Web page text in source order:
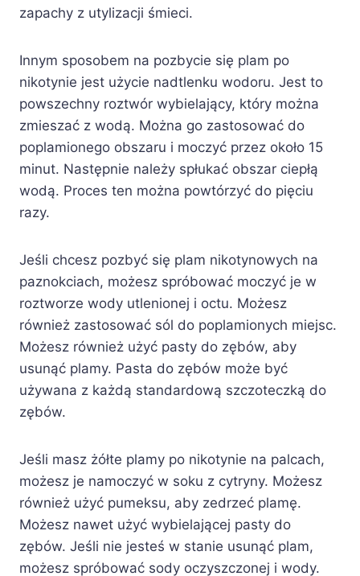
zapachy z utylizacji śmieci.
Innym sposobem na pozbycie się plam po
nikotynie jest użycie nadtlenku wodoru. Jest to
powszechny roztwór wybielający, który można
zmieszać z wodą. Można go zastosować do
poplamionego obszaru i moczyć przez około 15
minut. Następnie należy spłukać obszar ciepłą
wodą. Proces ten można powtórzyć do pięciu
razy.
Jeśli chcesz pozbyć się plam nikotynowych na
paznokciach, możesz spróbować moczyć je w
roztworze wody utlenionej i octu. Możesz
również zastosować sól do poplamionych miejsc.
Możesz również użyć pasty do zębów, aby
usunąć plamy. Pasta do zębów może być
używana z każdą standardową szczoteczką do
zębów.
Jeśli masz żółte plamy po nikotynie na palcach,
możesz je namoczyć w soku z cytryny. Możesz
również użyć pumeksu, aby zedrzeć plamę.
Możesz nawet użyć wybielającej pasty do
zębów. Jeśli nie jesteś w stanie usunąć plam,
możesz spróbować sody oczyszczonej i wody.